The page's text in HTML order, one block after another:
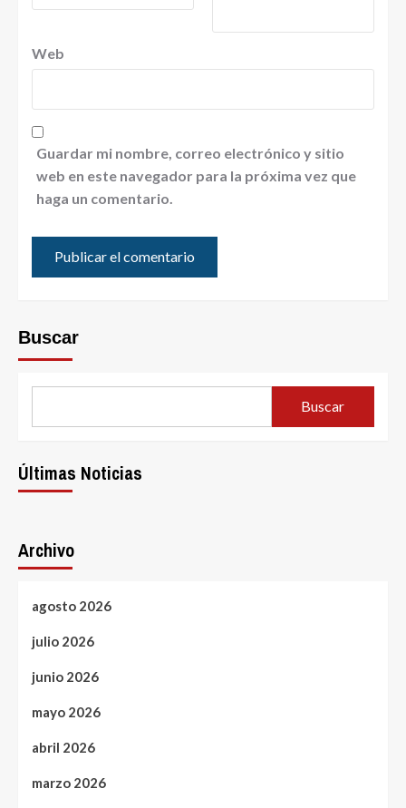
Web
Guardar mi nombre, correo electrónico y sitio
web en este navegador para la próxima vez que
haga un comentario.
Buscar
Buscar
Últimas Noticias
Archivo
agosto 2026
julio 2026
junio 2026
mayo 2026
abril 2026
marzo 2026